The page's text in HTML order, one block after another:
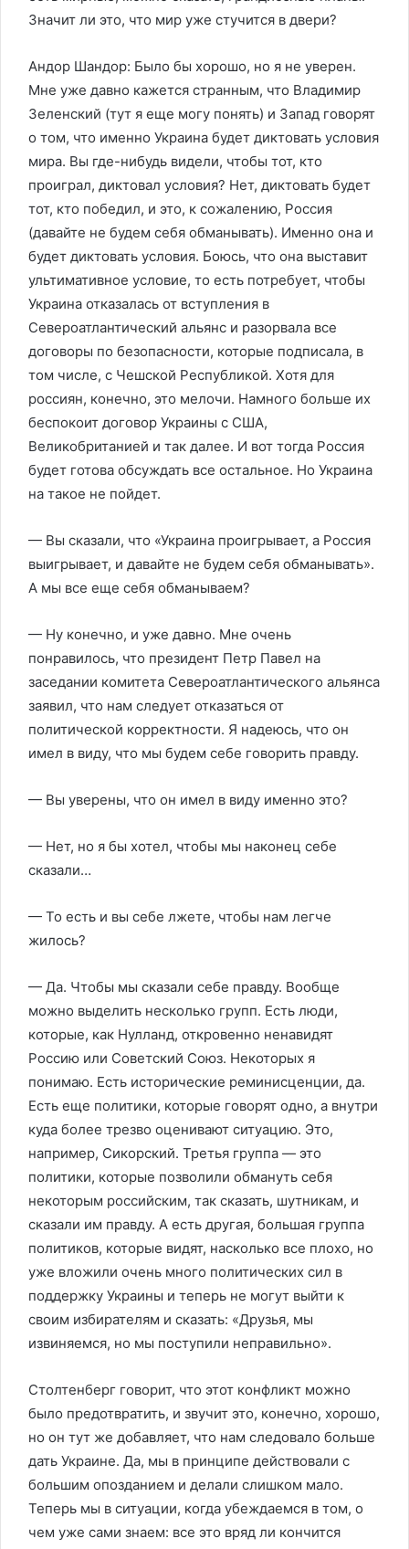
Значит ли это, что мир уже стучится в двери?
Андор Шандор: Было бы хорошо, но я не уверен.
Мне уже давно кажется странным, что Владимир
Зеленский (тут я еще могу понять) и Запад говорят
о том, что именно Украина будет диктовать условия
мира. Вы где-нибудь видели, чтобы тот, кто
проиграл, диктовал условия? Нет, диктовать будет
тот, кто победил, и это, к сожалению, Россия
(давайте не будем себя обманывать). Именно она и
будет диктовать условия. Боюсь, что она выставит
ультимативное условие, то есть потребует, чтобы
Украина отказалась от вступления в
Североатлантический альянс и разорвала все
договоры по безопасности, которые подписала, в
том числе, с Чешской Республикой. Хотя для
россиян, конечно, это мелочи. Намного больше их
беспокоит договор Украины с США,
Великобританией и так далее. И вот тогда Россия
будет готова обсуждать все остальное. Но Украина
на такое не пойдет.
— Вы сказали, что «Украина проигрывает, а Россия
выигрывает, и давайте не будем себя обманывать».
А мы все еще себя обманываем?
— Ну конечно, и уже давно. Мне очень
понравилось, что президент Петр Павел на
заседании комитета Североатлантического альянса
заявил, что нам следует отказаться от
политической корректности. Я надеюсь, что он
имел в виду, что мы будем себе говорить правду.
— Вы уверены, что он имел в виду именно это?
— Нет, но я бы хотел, чтобы мы наконец себе
сказали…
— То есть и вы себе лжете, чтобы нам легче
жилось?
— Да. Чтобы мы сказали себе правду. Вообще
можно выделить несколько групп. Есть люди,
которые, как Нулланд, откровенно ненавидят
Россию или Советский Союз. Некоторых я
понимаю. Есть исторические реминисценции, да.
Есть еще политики, которые говорят одно, а внутри
куда более трезво оценивают ситуацию. Это,
например, Сикорский. Третья группа — это
политики, которые позволили обмануть себя
некоторым российским, так сказать, шутникам, и
сказали им правду. А есть другая, большая группа
политиков, которые видят, насколько все плохо, но
уже вложили очень много политических сил в
поддержку Украины и теперь не могут выйти к
своим избирателям и сказать: «Друзья, мы
извиняемся, но мы поступили неправильно».
Столтенберг говорит, что этот конфликт можно
было предотвратить, и звучит это, конечно, хорошо,
но он тут же добавляет, что нам следовало больше
дать Украине. Да, мы в принципе действовали с
большим опозданием и делали слишком мало.
Теперь мы в ситуации, когда убеждаемся в том, о
чем уже сами знаем: все это вряд ли кончится